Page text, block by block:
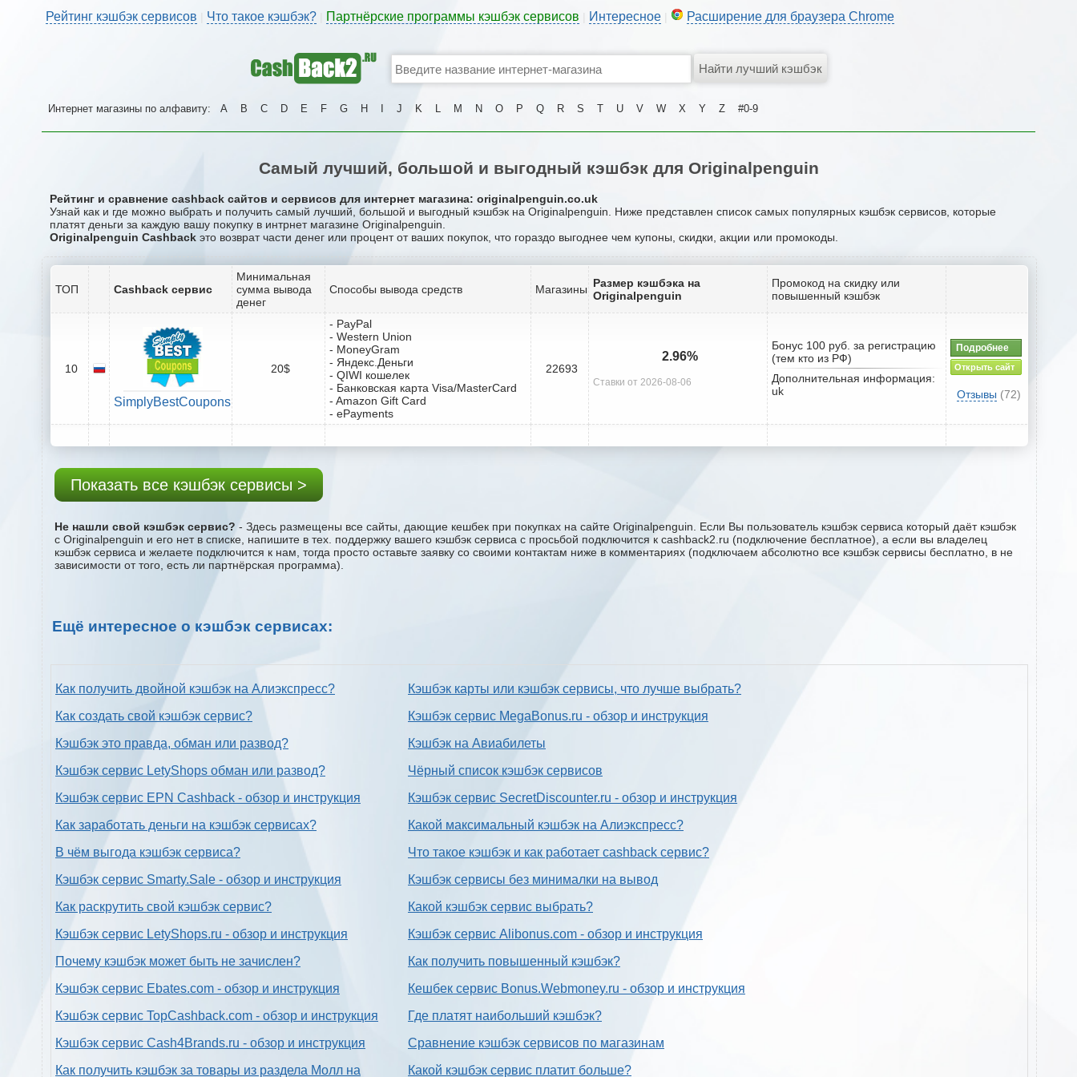
Рейтинг кэшбэк сервисов Что такое кэшбэк? Партнёрские программы кэшбэк сервисов Интересное Расширение для браузера Chrome
Интернет магазины по алфавиту: A B C D E F G H J K L M N O P Q R S T U V W X Y Z #0-9
Самый лучший, большой и выгодный кэшбэк для Originalpenguin
Рейтинг и сравнение cashback сайтов и сервисов для интернет магазина: originalpenguin.co.uk
Узнай как и где можно выбрать и получить самый лучший, большой и выгодный кэшбэк на Originalpenguin. Ниже представлен список самых популярных кэшбэк сервисов, которые
платят деньги за каждую вашу покупку в интрнет магазине Originalpenguin.
Originalpenguin Cashback это возврат части денег или процент от ваших покупок, что гораздо выгоднее чем купоны, скидки, акции или промокоды.
ТОП Cashback сервис
Минимальная
сумма вывода
денег
Способы вывода средств Магазины Размер кэшбэка на
Originalpenguin
Промокод на скидку или
повышенный кэшбэк
10
SimplyBestCoupons
20$
- PayPal
- Western Union
- MoneyGram
- Яндекс.Деньги
- QIWI кошелек
- Банковская карта Visa/MasterCard
- Amazon Gift Card
- ePayments
22693
2.96%
Ставки от 2026-08-06
Бонус 100 руб. за регистрацию
(тем кто из РФ)
Дополнительная информация:
uk
Подробнее
Открыть сайт
Отзывы (72)
Показать все кэшбэк сервисы >
Не нашли свой кэшбэк сервис? - Здесь размещены все сайты, дающие кешбек при покупках на сайте Originalpenguin. Если Вы пользователь кэшбэк сервиса который даёт кэшбэк
с Originalpenguin и его нет в списке, напишите в тех. поддержку вашего кэшбэк сервиса с проcьбой подключится к cashback2.ru (подключение бесплатное), а если вы владелец
кэшбэк сервиса и желаете подключится к нам, тогда просто оставьте заявку со своими контактам ниже в комментариях (подключаем абсолютно все кэшбэк сервисы бесплатно, в не
зависимости от того, есть ли партнёрская программа).
Ещё интересное о кэшбэк сервисах:
Как получить двойной кэшбэк на Алиэкспресс?
Как создать свой кэшбэк сервис?
Кэшбэк это правда, обман или развод?
Кэшбэк сервис LetyShops обман или развод?
Кэшбэк сервис EPN Cashback - обзор и инструкция
Как заработать деньги на кэшбэк сервисах?
В чём выгода кэшбэк сервиса?
Кэшбэк сервис Smarty.Sale - обзор и инструкция
Как раскрутить свой кэшбэк сервис?
Кэшбэк сервис LetyShops.ru - обзор и инструкция
Почему кэшбэк может быть не зачислен?
Кэшбэк сервис Ebates.com - обзор и инструкция
Кэшбэк сервис TopCashback.com - обзор и инструкция
Кэшбэк сервис Cash4Brands.ru - обзор и инструкция
Как получить кэшбэк за товары из раздела Молл на
Кэшбэк карты или кэшбэк сервисы, что лучше выбрать?
Кэшбэк сервис MegaBonus.ru - обзор и инструкция
Кэшбэк на Авиабилеты
Чёрный список кэшбэк сервисов
Кэшбэк сервис SecretDiscounter.ru - обзор и инструкция
Какой максимальный кэшбэк на Алиэкспресс?
Что такое кэшбэк и как работает cashback сервис?
Кэшбэк сервисы без минималки на вывод
Какой кэшбэк сервис выбрать?
Кэшбэк сервис Alibonus.com - обзор и инструкция
Как получить повышенный кэшбэк?
Кешбек сервис Bonus.Webmoney.ru - обзор и инструкция
Где платят наибольший кэшбэк?
Сравнение кэшбэк сервисов по магазинам
Какой кэшбэк сервис платит больше?